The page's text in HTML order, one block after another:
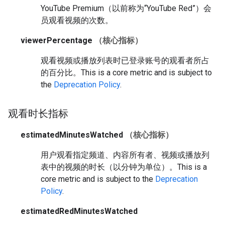
YouTube Premium（以前称为“YouTube Red”）会
员观看视频的次数。
viewerPercentage （核心指标）
观看视频或播放列表时已登录账号的观看者所占
的百分比。 This is a core metric and is subject to
the Deprecation Policy.
观看时长指标
estimatedMinutesWatched （核心指标）
用户观看指定频道、内容所有者、视频或播放列
表中的视频的时长（以分钟为单位）。 This is a
core metric and is subject to the Deprecation
Policy.
estimatedRedMinutesWatched